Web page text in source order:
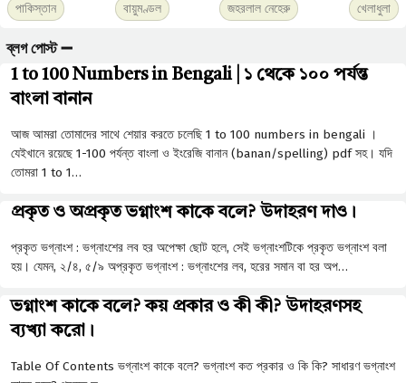
পাকিস্তান
বায়ুমণ্ডল জহরলাল নেহেরু খেলাধুলা
ব্লগ পোস্ট ➖
1 to 100 Numbers in Bengali | ১ থেকে ১০০ পর্যন্ত
বাংলা বানান
আজ আমরা তোমাদের সাথে শেয়ার করতে চলেছি 1 to 100 numbers in bengali ।
যেইখানে রয়েছে 1-100 পর্যন্ত বাংলা ও ইংরেজি বানান (banan/spelling) pdf সহ। যদি
তোমরা 1 to 1…
প্রকৃত ও অপ্রকৃত ভগ্নাংশ কাকে বলে? উদাহরণ দাও।
প্রকৃত ভগ্নাংশ : ভগ্নাংশের লব হর অপেক্ষা ছােট হলে, সেই ভগ্নাংশটিকে প্রকৃত ভগ্নাংশ বলা
হয়। যেমন, ২/৪, ৫/৯ অপ্রকৃত ভগ্নাংশ : ভগ্নাংশের লব, হরের সমান বা হর অপ…
ভগ্নাংশ কাকে বলে? কয় প্রকার ও কী কী? উদাহরণসহ
ব্যখ্যা করো।
Table Of Contents ভগ্নাংশ কাকে বলে? ভগ্নাংশ কত প্রকার ও কি কি? সাধারণ ভগ্নাংশ